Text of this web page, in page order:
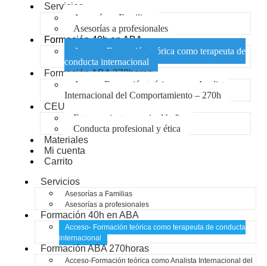
Servicios
Asesorías a Familias
Asesorías a profesionales
Formación 40h en ABA
Acceso- Formación teórica como terapeuta de
conducta internacional
Formación ABA 270horas
Acceso-Formación teórica como Analista
Internacional del Comportamiento – 270h
CEU
Entrenamiento para ir al baño
Conducta profesional y ética
Materiales
Mi cuenta
Carrito
Servicios
Asesorías a Familias
Asesorías a profesionales
Formación 40h en ABA
Acceso- Formación teórica como terapeuta de conducta
internacional
Formación ABA 270horas
Acceso-Formación teórica como Analista Internacional del